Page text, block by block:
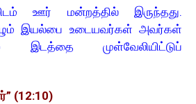
ஊர் மன்றத்தில் இருந்தது.
இயல்பை உடையவர்கள் அவர்கள்
முள்வேலியிட்டுப்
(12:10)